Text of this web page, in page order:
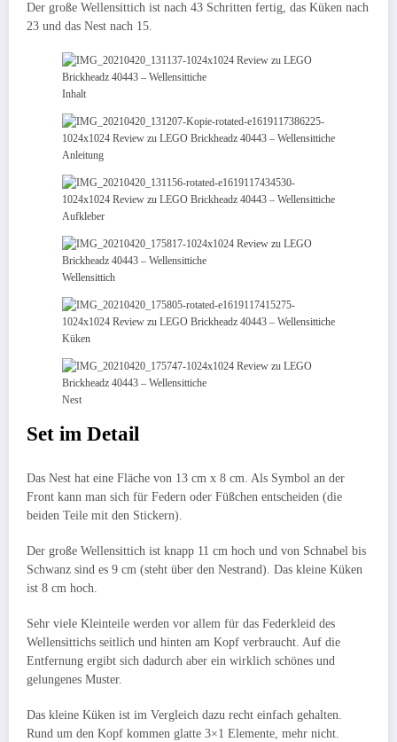
Der große Wellensittich ist nach 43 Schritten fertig, das Küken nach
23 und das Nest nach 15.
Inhalt
Anleitung
Aufkleber
Wellensittich
Küken
Nest
Set im Detail
Das Nest hat eine Fläche von 13 cm x 8 cm. Als Symbol an der
Front kann man sich für Federn oder Füßchen entscheiden (die
beiden Teile mit den Stickern).
Der große Wellensittich ist knapp 11 cm hoch und von Schnabel bis
Schwanz sind es 9 cm (steht über den Nestrand). Das kleine Küken
ist 8 cm hoch.
Sehr viele Kleinteile werden vor allem für das Federkleid des
Wellensittichs seitlich und hinten am Kopf verbraucht. Auf die
Entfernung ergibt sich dadurch aber ein wirklich schönes und
gelungenes Muster.
Das kleine Küken ist im Vergleich dazu recht einfach gehalten.
Rund um den Kopf kommen glatte 3×1 Elemente, mehr nicht.